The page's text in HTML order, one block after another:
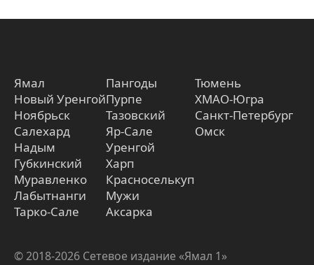
Ямал
Новый Уренгой
Ноябрьск
Салехард
Надым
Губкинский
Муравленко
Лабытнанги
Тарко-Сале
Пангоды
Пурпе
Тазовский
Яр-Сале
Уренгой
Харп
Красноселькуп
Мужи
Аксарка
Тюмень
ХМАО-Югра
Санкт-Петербург
Омск
© 2018-2026 Сетевое издание «Ямал 1»